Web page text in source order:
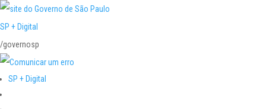
SP + Digital
/governosp
SP + Digital